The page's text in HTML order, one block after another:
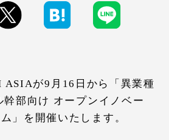
ASIAが9月16日から「異業種
部向け オープンイノベー
」を開催いたします。